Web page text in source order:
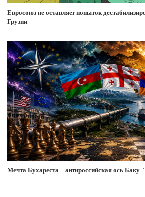
Евросоюз не оставляет попыток
Грузии
Мечта Бухареста – антироссийская ось